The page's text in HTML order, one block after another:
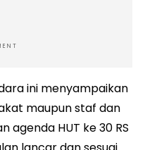
ini menyampaikan
maupun staf dan
agenda HUT ke 30 RS